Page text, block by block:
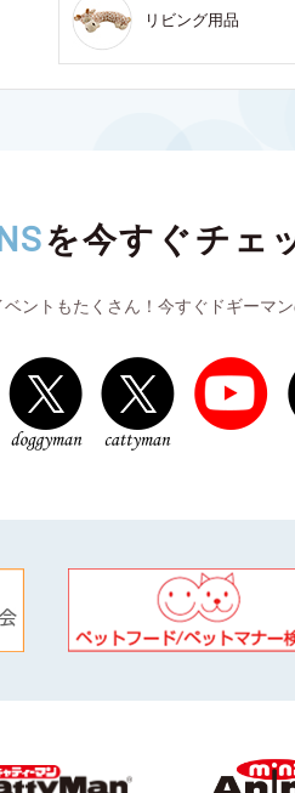
リビング用品
を今すぐチェ
ントもたくさん！今すぐドギーマン